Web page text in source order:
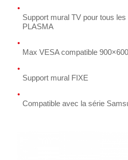
Support mural TV pour tous
PLASMA
Max VESA compatible 900×600
Support mural FIXE
Compatible avec la série